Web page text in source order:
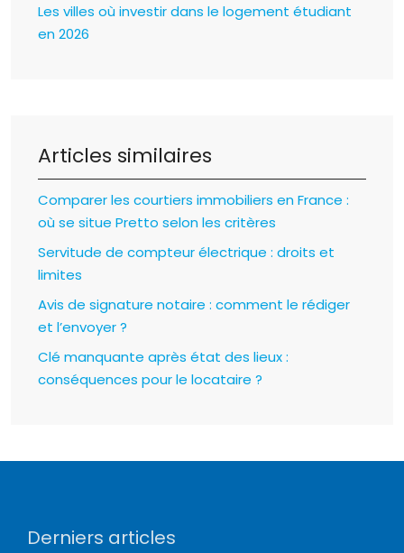
Les villes où investir dans le logement étudiant
en 2026
Articles similaires
Comparer les courtiers immobiliers en France :
où se situe Pretto selon les critères
Servitude de compteur électrique : droits et
limites
Avis de signature notaire : comment le rédiger
et l’envoyer ?
Clé manquante après état des lieux :
conséquences pour le locataire ?
Derniers articles